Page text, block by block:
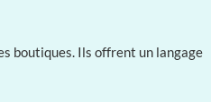
boutiques. Ils offrent un langage